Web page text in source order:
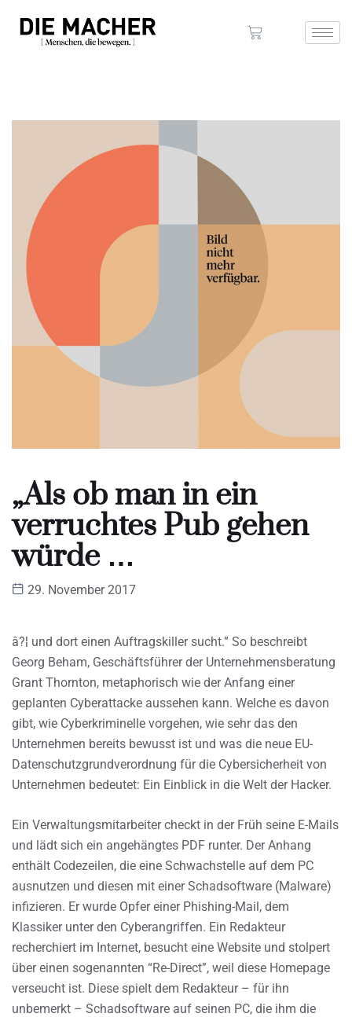
„Als ob man in ein
verruchtes Pub gehen
würde …
29. November 2017
â?¦ und dort einen Auftragskiller sucht.” So beschreibt
Georg Beham, Geschäftsführer der Unternehmensberatung
Grant Thornton, metaphorisch wie der Anfang einer
geplanten Cyberattacke aussehen kann. Welche es davon
gibt, wie Cyberkriminelle vorgehen, wie sehr das den
Unternehmen bereits bewusst ist und was die neue EU-
Datenschutzgrundverordnung für die Cybersicherheit von
Unternehmen bedeutet: Ein Einblick in die Welt der Hacker.
Ein Verwaltungsmitarbeiter checkt in der Früh seine E-Mails
und lädt sich ein angehängtes PDF runter. Der Anhang
enthält Codezeilen, die eine Schwachstelle auf dem PC
ausnutzen und diesen mit einer Schadsoftware (Malware)
infizieren. Er wurde Opfer einer Phishing-Mail, dem
Klassiker unter den Cyberangriffen. Ein Redakteur
recherchiert im Internet, besucht eine Website und stolpert
über einen sogenannten “Re-Direct”, weil diese Homepage
verseucht ist. Diese spielt dem Redakteur – für ihn
unbemerkt – Schadsoftware auf seinen PC, die ihm die